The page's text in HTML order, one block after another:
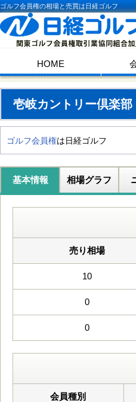
ゴルフ会員権の相場と売買は日経ゴルフ
HOME
壱岐カントリー倶楽部
ゴルフ会員権は日経ゴルフ
基本情報 相場グラフ
売り相場
10
0
0
会員種別